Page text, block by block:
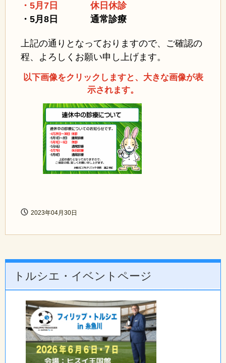
・5月7日 休日休診
・5月8日 通常診療
上記の通りとなっておりますので、ご確認の
程、よろしくお願い申し上げます。
以下画像をクリックしますと、大きな画像が表
示されます。
2023年04月30日
トルシエ・イベントページ